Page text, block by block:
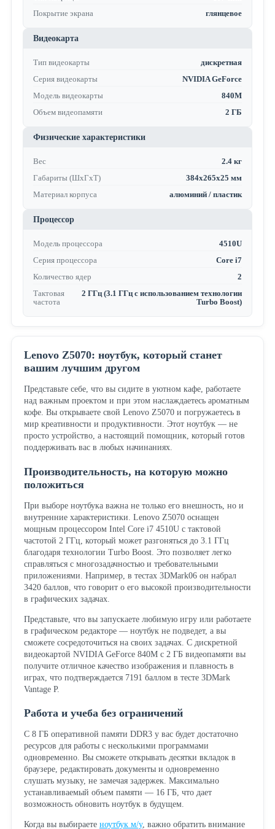
Покрытие экрана
глянцевое
Видеокарта
Тип видеокарты
дискретная
Серия видеокарты
NVIDIA GeForce
Модель видеокарты
840M
Объем видеопамяти
2 ГБ
Физические характеристики
Вес
2.4 кг
Габариты (ШхГхТ)
384х265х25 мм
Материал корпуса
алюминий / пластик
Процессор
Модель процессора
4510U
Серия процессора
Core i7
Количество ядер
2
Тактовая
частота
2 ГГц (3.1 ГГц с использованием технологии
Turbo Boost)
Lenovo Z5070: ноутбук, который станет
вашим лучшим другом
Представьте себе, что вы сидите в уютном кафе, работаете
над важным проектом и при этом наслаждаетесь ароматным
кофе. Вы открываете свой Lenovo Z5070 и погружаетесь в
мир креативности и продуктивности. Этот ноутбук — не
просто устройство, а настоящий помощник, который готов
поддерживать вас в любых начинаниях.
Производительность, на которую можно
положиться
При выборе ноутбука важна не только его внешность, но и
внутренние характеристики. Lenovo Z5070 оснащен
мощным процессором Intel Core i7 4510U с тактовой
частотой 2 ГГц, который может разгоняться до 3.1 ГГц
благодаря технологии Turbo Boost. Это позволяет легко
справляться с многозадачностью и требовательными
приложениями. Например, в тестах 3DMark06 он набрал
3420 баллов, что говорит о его высокой производительности
в графических задачах.
Представьте, что вы запускаете любимую игру или работаете
в графическом редакторе — ноутбук не подведет, а вы
сможете сосредоточиться на своих задачах. С дискретной
видеокартой NVIDIA GeForce 840M с 2 ГБ видеопамяти вы
получите отличное качество изображения и плавность в
играх, что подтверждается 7191 баллом в тесте 3DMark
Vantage P.
Работа и учеба без ограничений
С 8 ГБ оперативной памяти DDR3 у вас будет достаточно
ресурсов для работы с несколькими программами
одновременно. Вы сможете открывать десятки вкладок в
браузере, редактировать документы и одновременно
слушать музыку, не замечая задержек. Максимально
устанавливаемый объем памяти — 16 ГБ, что дает
возможность обновить ноутбук в будущем.
Когда вы выбираете ноутбук м/у, важно обратить внимание